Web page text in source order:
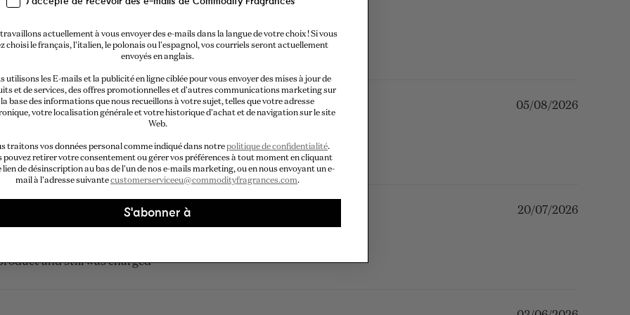
05/08/2026
20/07/2026
and still was charged
Chargement...
actuellement à vous envoyer des e-mails dans la langue de votre choix ! Si vous
choisi le français, l'italien, le polonais ou l'espagnol, vos courriels seront actuellement
envoyés en anglais.
utilisons les E-mails et la publicité en ligne ciblée pour vous envoyer des mises à jour de
et de services, des offres promotionnelles et d'autres communications marketing sur
la base des informations que nous recueillons à votre sujet, telles que votre adresse
votre localisation générale et votre historique d'achat et de navigation sur le site
Web.
traitons vos données personal comme indiqué dans notrepolitique de confidentialité.
pouvez retirer votre consentement ou gérer vos préférences à tout moment en cliquant
lien de désinscription au bas de l'un de nos e-mails marketing, ou en nous envoyant un e-
mail à l'adresse suivantecustomerserviceeu@commodityfragrances.com.
S'abonner à